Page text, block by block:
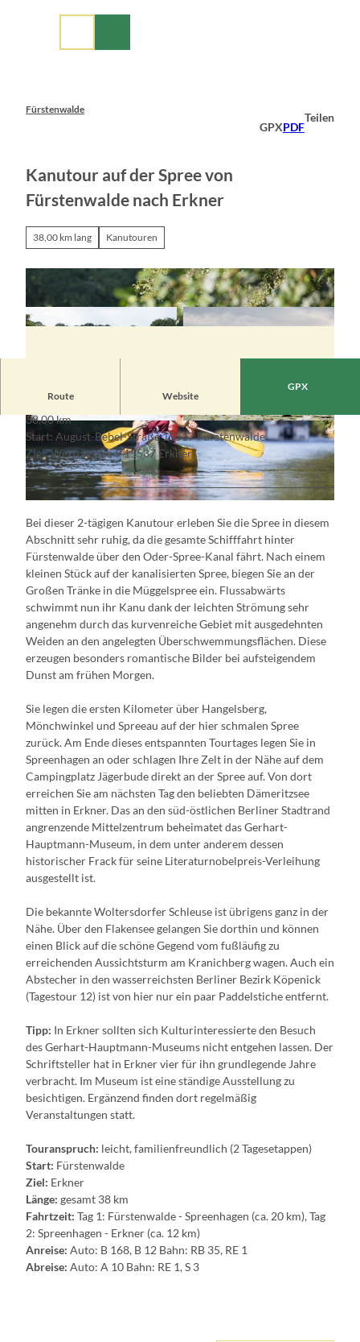
Fürstenwalde
GPXPDF
Teilen
Kanutour auf der Spree von
Fürstenwalde nach Erkner
38,00 km lang Kanutouren
© Florian Läufer, Lizenz: Seenland Oder-Spree
e.V.
© Florian Läufer, Lizenz: Seenland Oder-Spree
e.V.
Route Website
GPX
38,00 km
Start: August-Bebel-Straße 15517 Fürstenwalde
Ziel: Werftstraße 9 15537 Erkner
Bei dieser 2-tägigen Kanutour erleben Sie die Spree in diesem
Abschnitt sehr ruhig, da die gesamte Schifffahrt hinter
Fürstenwalde über den Oder-Spree-Kanal fährt. Nach einem
kleinen Stück auf der kanalisierten Spree, biegen Sie an der
Großen Tränke in die Müggelspree ein. Flussabwärts
schwimmt nun ihr Kanu dank der leichten Strömung sehr
angenehm durch das kurvenreiche Gebiet mit ausgedehnten
Weiden an den angelegten Überschwemmungsflächen. Diese
erzeugen besonders romantische Bilder bei aufsteigendem
Dunst am frühen Morgen.
Sie legen die ersten Kilometer über Hangelsberg,
Mönchwinkel und Spreeau auf der hier schmalen Spree
zurück. Am Ende dieses entspannten Tourtages legen Sie in
Spreenhagen an oder schlagen Ihre Zelt in der Nähe auf dem
Campingplatz Jägerbude direkt an der Spree auf. Von dort
erreichen Sie am nächsten Tag den beliebten Dämeritzsee
mitten in Erkner. Das an den süd-östlichen Berliner Stadtrand
angrenzende Mittelzentrum beheimatet das Gerhart-
Hauptmann-Museum, in dem unter anderem dessen
historischer Frack für seine Literaturnobelpreis-Verleihung
ausgestellt ist.
Die bekannte Woltersdorfer Schleuse ist übrigens ganz in der
Nähe. Über den Flakensee gelangen Sie dorthin und können
einen Blick auf die schöne Gegend vom fußläufig zu
erreichenden Aussichtsturm am Kranichberg wagen. Auch ein
Abstecher in den wasserreichsten Berliner Bezirk Köpenick
(Tagestour 12) ist von hier nur ein paar Paddelstiche entfernt.
Tipp: In Erkner sollten sich Kulturinteressierte den Besuch
des Gerhart-Hauptmann-Museums nicht entgehen lassen. Der
Schriftsteller hat in Erkner vier für ihn grundlegende Jahre
verbracht. Im Museum ist eine ständige Ausstellung zu
besichtigen. Ergänzend finden dort regelmäßig
Veranstaltungen statt.
Touranspruch: leicht, familienfreundlich (2 Tagesetappen)
Start: Fürstenwalde
Ziel: Erkner
Länge: gesamt 38 km
Fahrtzeit: Tag 1: Fürstenwalde - Spreenhagen (ca. 20 km), Tag
2: Spreenhagen - Erkner (ca. 12 km)
Anreise: Auto: B 168, B 12 Bahn: RB 35, RE 1
Abreise: Auto: A 10 Bahn: RE 1, S 3